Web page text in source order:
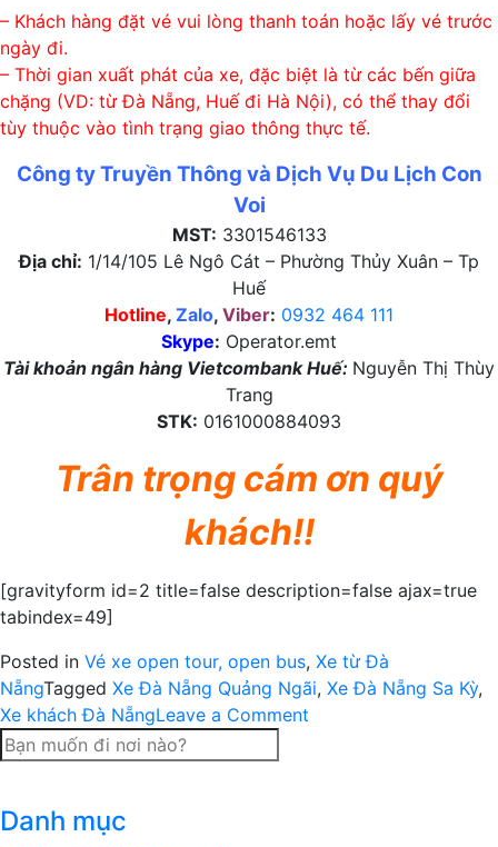
– Khách hàng đặt vé vui lòng thanh toán hoặc lấy vé trước
ngày đi.
– Thời gian xuất phát của xe, đặc biệt là từ các bến giữa
chặng (VD: từ Đà Nẵng, Huế đi Hà Nội), có thể thay đổi
tùy thuộc vào tình trạng giao thông thực tế.
Công ty Truyền Thông và Dịch Vụ Du Lịch Con
Voi
MST: 3301546133
Địa chỉ: 1/14/105 Lê Ngô Cát – Phường Thủy Xuân – Tp
Huế
Hotline, Zalo, Viber: 0932 464 111
Skype: Operator.emt
Tài khoản ngân hàng Vietcombank Huế: Nguyễn Thị Thùy
Trang
STK: 0161000884093
Trân trọng cám ơn quý
khách!!
[gravityform id=2 title=false description=false ajax=true
tabindex=49]
Posted in Vé xe open tour, open bus, Xe từ Đà
NẵngTagged Xe Đà Nẵng Quảng Ngãi, Xe Đà Nẵng Sa Kỳ,
Xe khách Đà NẵngLeave a Comment
Danh mục